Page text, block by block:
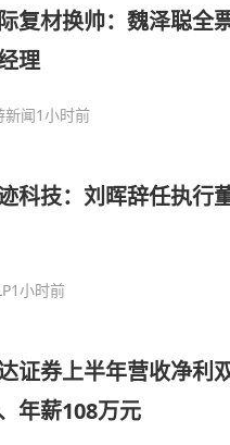
复材换帅：魏泽聪全
理
新闻1小时前
科技：刘晖辞任执行
1小时前
证券上半年营收净利
年薪108万元